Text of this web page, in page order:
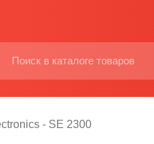
- SE 2300